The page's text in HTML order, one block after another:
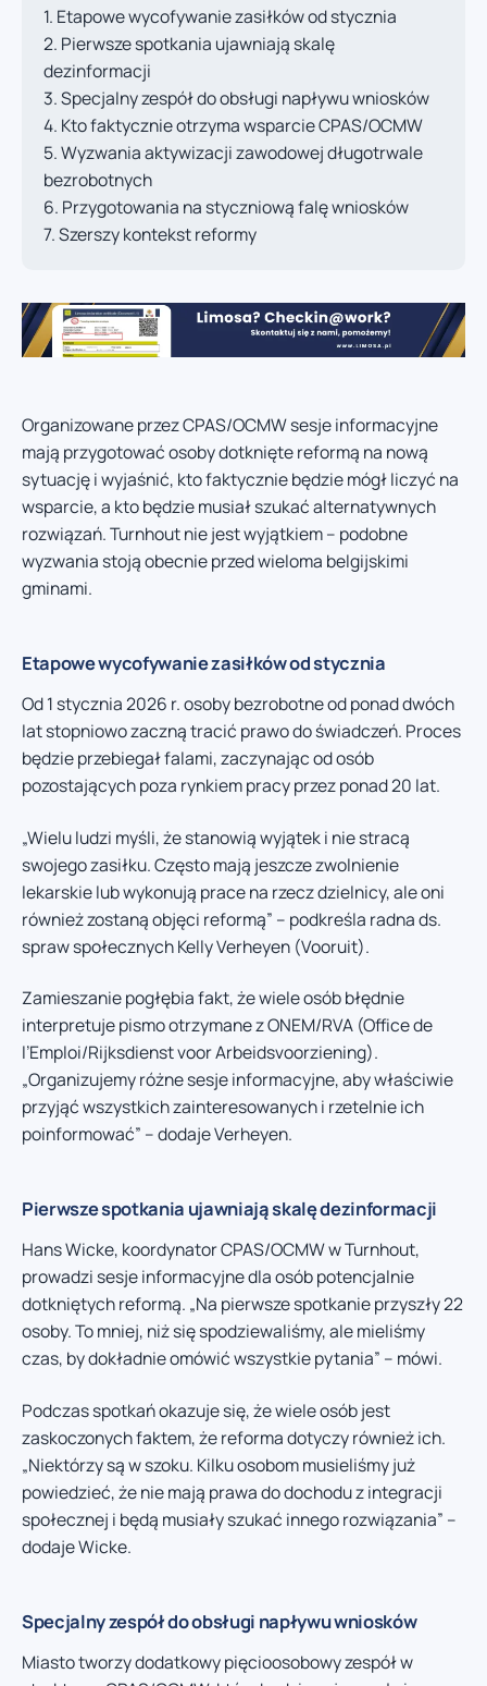
Etapowe wycofywanie zasiłków od stycznia
Pierwsze spotkania ujawniają skalę
dezinformacji
Specjalny zespół do obsługi napływu wniosków
Kto faktycznie otrzyma wsparcie CPAS/OCMW
Wyzwania aktywizacji zawodowej długotrwale
bezrobotnych
Przygotowania na styczniową falę wniosków
Szerszy kontekst reformy
Organizowane przez CPAS/OCMW sesje informacyjne
mają przygotować osoby dotknięte reformą na nową
sytuację i wyjaśnić, kto faktycznie będzie mógł liczyć na
wsparcie, a kto będzie musiał szukać alternatywnych
rozwiązań. Turnhout nie jest wyjątkiem – podobne
wyzwania stoją obecnie przed wieloma belgijskimi
gminami.
Etapowe wycofywanie zasiłków od stycznia
Od 1 stycznia 2026 r. osoby bezrobotne od ponad dwóch
lat stopniowo zaczną tracić prawo do świadczeń. Proces
będzie przebiegał falami, zaczynając od osób
pozostających poza rynkiem pracy przez ponad 20 lat.
„Wielu ludzi myśli, że stanowią wyjątek i nie stracą
swojego zasiłku. Często mają jeszcze zwolnienie
lekarskie lub wykonują prace na rzecz dzielnicy, ale oni
również zostaną objęci reformą” – podkreśla radna ds.
spraw społecznych Kelly Verheyen (Vooruit).
Zamieszanie pogłębia fakt, że wiele osób błędnie
interpretuje pismo otrzymane z ONEM/RVA (Office de
l’Emploi/Rijksdienst voor Arbeidsvoorziening).
„Organizujemy różne sesje informacyjne, aby właściwie
przyjąć wszystkich zainteresowanych i rzetelnie ich
poinformować” – dodaje Verheyen.
Pierwsze spotkania ujawniają skalę dezinformacji
Hans Wicke, koordynator CPAS/OCMW w Turnhout,
prowadzi sesje informacyjne dla osób potencjalnie
dotkniętych reformą. „Na pierwsze spotkanie przyszły 22
osoby. To mniej, niż się spodziewaliśmy, ale mieliśmy
czas, by dokładnie omówić wszystkie pytania” – mówi.
Podczas spotkań okazuje się, że wiele osób jest
zaskoczonych faktem, że reforma dotyczy również ich.
„Niektórzy są w szoku. Kilku osobom musieliśmy już
powiedzieć, że nie mają prawa do dochodu z integracji
społecznej i będą musiały szukać innego rozwiązania” –
dodaje Wicke.
Specjalny zespół do obsługi napływu wniosków
Miasto tworzy dodatkowy pięcioosobowy zespół w